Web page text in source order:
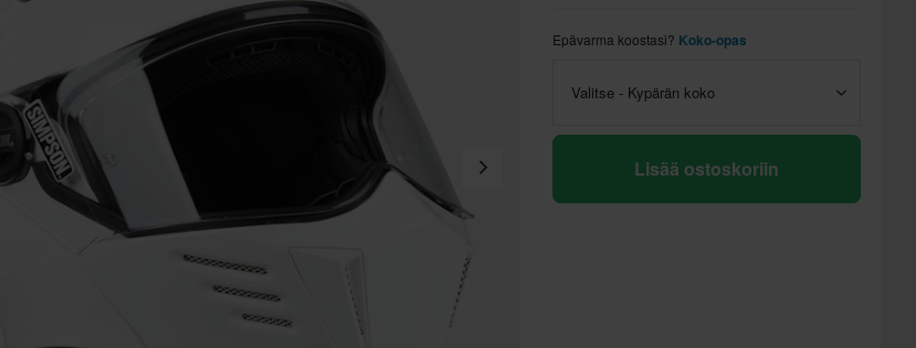
Epävarma koostasi? Koko-opas
Valitse - Kypärän koko
Lisää ostoskoriin